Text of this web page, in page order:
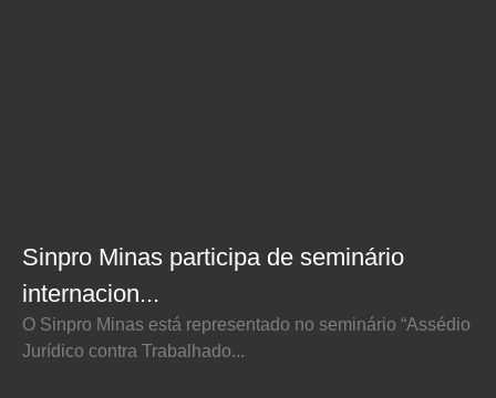
Sinpro Minas participa de seminário
internacion...
O Sinpro Minas está representado no seminário “Assédio
Jurídico contra Trabalhado...